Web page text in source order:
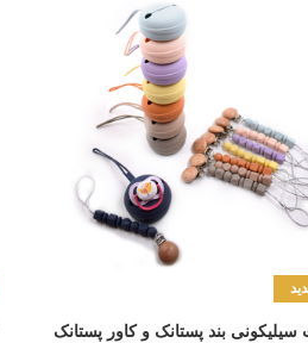
بند پستانک و کاور پستانک